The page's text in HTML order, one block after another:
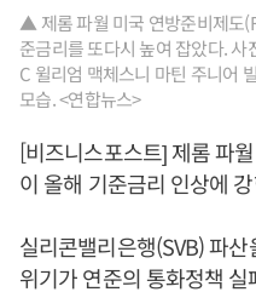
▲ 제롬 파월 미국 연방준비제도
준금리를 또다시 높여 잡았다.
C 윌리엄 맥체스니 마틴 주니어
모습. <연합뉴스>
[비즈니스포스트] 제롬 파
이 올해 기준금리 인상에
실리콘밸리은행(SVB) 파
위기가 연준의 통화정책